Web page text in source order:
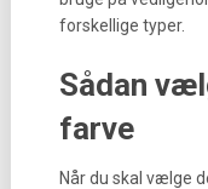
forskellige typer.
Sådan
farve
Når du skal vælge